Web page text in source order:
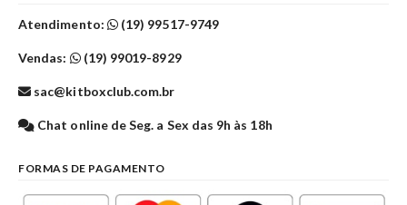
Atendimento: (19) 99517-9749
Vendas: (19) 99019-8929
sac@kitboxclub.com.br
Chat online de Seg. a Sex das 9h às 18h
FORMAS DE PAGAMENTO